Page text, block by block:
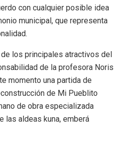
con cualquier posible idea
municipal, que representa
los principales atractivos del
de la profesora Noris
momento una partida de
de Mi Pueblito
de obra especializada
las aldeas kuna, emberá